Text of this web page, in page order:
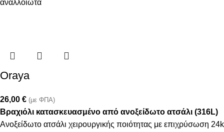
αναλλοίωτα
Oraya
26,00 € (με ΦΠΑ)
Βραχιόλι κατασκευασμένο από ανοξείδωτο ατσάλι (316L)
Ανοξείδωτο ατσάλι χειρουργικής ποιότητας με επιχρύσωση 24k